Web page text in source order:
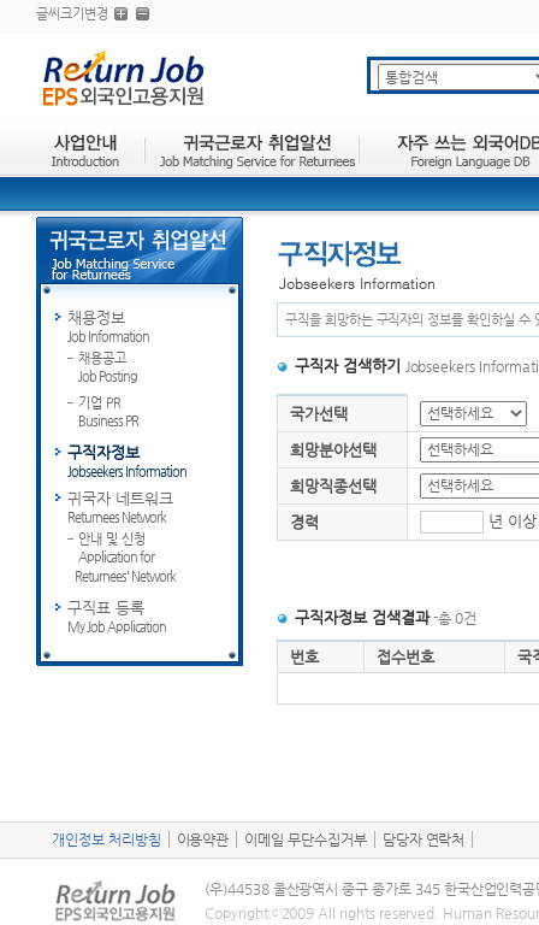
글씨크기변경
채용정보
Job Information
채용공고
Job Posting
기업 PR
Business PR
구직자정보
Jobseekers Information
귀국자 네트워크
Returnees Network
안내 및 신청
Application for
Returnees' Network
구직표 등록
My Job Application
구직을 희망하는 구직자의 정보를 확인하실 수
구직자 검색하기 Jobseekers
국가선택
희망분야선택
희망직종선택
경력
년 이
구직자정보 검색결과-총 0건
번호 접수번호 국
개인정보 처리방침 이용약관 이메일 무단수집거부 담당자 연락처
(우)44538 울산광역시 중구 종가로 345 한국산업인력공
Copyrightⓒ2009 All rights reserved. Human